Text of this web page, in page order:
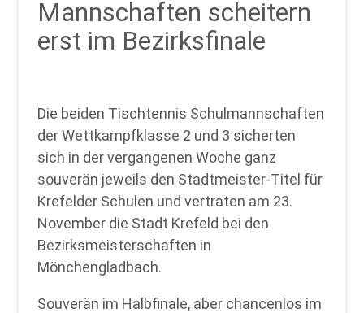
Mannschaften scheitern
erst im Bezirksfinale
Die beiden Tischtennis Schulmannschaften
der Wettkampfklasse 2 und 3 sicherten
sich in der vergangenen Woche ganz
souverän jeweils den Stadtmeister-Titel für
Krefelder Schulen und vertraten am 23.
November die Stadt Krefeld bei den
Bezirksmeisterschaften in
Mönchengladbach.
Souverän im Halbfinale, aber chancenlos im